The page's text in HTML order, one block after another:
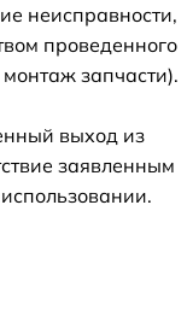
неисправности,
проведенного
запчасти).
выход из
заявленным